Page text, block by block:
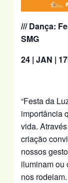
/// Dança:
SMG
24 | JAN |
“Festa da
importância
vida.
criação
nossos
iluminam ou
nos rodeiam.